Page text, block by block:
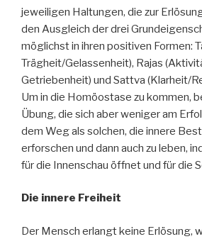
jeweiligen Haltungen, die zur
den Ausgleich der drei
möglichst in ihren positiven Formen:
Trägheit/Gelassenheit), Rajas
Getriebenheit) und Sattva (Klarheit/
Um in die Homöostase zu kommen,
Übung, die sich aber weniger am
dem Weg als solchen, die innere
erforschen und dann auch zu leben,
für die Innenschau öffnet und für die
Die innere Freiheit
Der Mensch erlangt keine Erlösung,